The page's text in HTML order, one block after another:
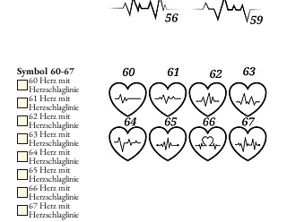
Symbol 60-67
60 Herz mit
Herzschlaglinie
61 Herz mit
Herzschlaglinie
62 Herz mit
Herzschlaglinie
63 Herz mit
Herzschlaglinie
64 Herz mit
Herzschlaglinie
65 Herz mit
Herzschlaglinie
66 Herz mit
Herzschlaglinie
67 Herz mit
Herzschlaglinie